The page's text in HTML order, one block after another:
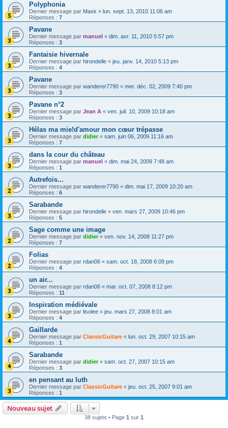
Polyphonia
Dernier message par Mask « lun. sept. 13, 2010 11:06 am
Réponses : 7
Pavane
Dernier message par manuel « dim. avr. 11, 2010 5:57 pm
Réponses : 3
Fantaisie hivernale
Dernier message par hirondelle « jeu. janv. 14, 2010 5:13 pm
Réponses : 4
Pavane
Dernier message par wanderer7790 « mer. déc. 02, 2009 7:40 pm
Réponses : 3
Pavane n°2
Dernier message par Jean A « ven. juil. 10, 2009 10:18 am
Réponses : 3
Hélas ma mie!d'amour mon cœur trépasse
Dernier message par didier« sam. juin 06, 2009 11:16 am
Réponses : 7
dans la cour du château
Dernier message par manuel « dim. mai 24, 2009 7:48 am
Réponses : 1
Autrefois...
Dernier message par wanderer7790 « dim. mai 17, 2009 10:20 am
Réponses : 6
Sarabande
Dernier message par hirondelle « ven. mars 27, 2009 10:46 pm
Réponses : 5
Sage comme une image
Dernier message par didier« ven. nov. 14, 2008 11:27 pm
Réponses : 7
Folias
Dernier message par rdan06 « sam. oct. 18, 2008 6:09 pm
Réponses : 4
un air...
Dernier message par rdan06 « mar. oct. 07, 2008 8:12 pm
Réponses : 11
Inspiration médiévale
Dernier message par lisolee « jeu. mars 27, 2008 8:01 am
Réponses : 4
Gaillarde
Dernier message par ClassicGuitare « lun. oct. 29, 2007 10:15 am
Réponses : 1
Sarabande
Dernier message par didier« sam. oct. 27, 2007 10:15 am
Réponses : 3
en pensant au luth
Dernier message par ClassicGuitare « jeu. oct. 25, 2007 9:01 am
Réponses : 1
Nouveau sujet
38 sujets • Page 1 sur 1